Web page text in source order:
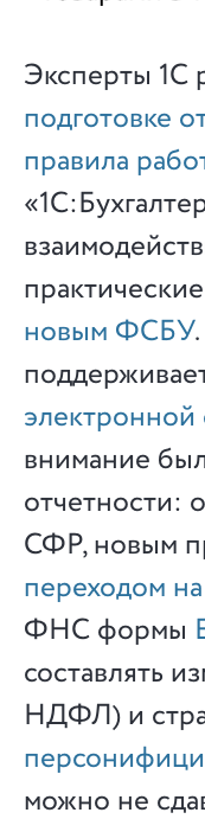
Эксперты 1С
подготовке
правила
практические
новым ФСБУ
электронной
внимание
СФР, новым
переходом
ФНС формы
составлять
НДФЛ) и
можно не